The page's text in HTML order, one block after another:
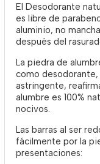
El Desodorante
es libre de
aluminio, no
después del
La piedra de
como
astringente,
alumbre es 100%
nocivos.
Las barras al ser
fácilmente por la
presentaciones: